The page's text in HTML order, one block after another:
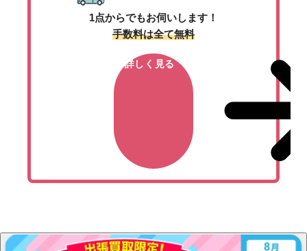
1点からでもお伺いします！
手数料は全て無料
詳しく見る